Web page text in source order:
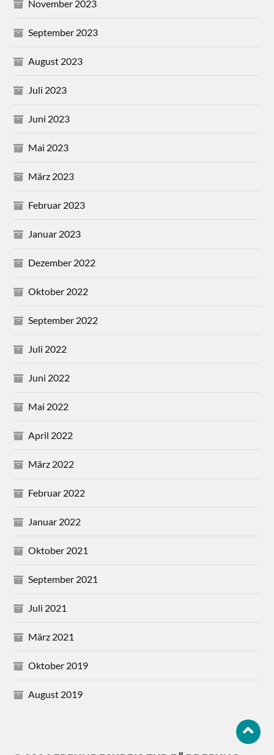
November 2023
September 2023
August 2023
Juli 2023
Juni 2023
Mai 2023
März 2023
Februar 2023
Januar 2023
Dezember 2022
Oktober 2022
September 2022
Juli 2022
Juni 2022
Mai 2022
April 2022
März 2022
Februar 2022
Januar 2022
Oktober 2021
September 2021
Juli 2021
März 2021
Oktober 2019
August 2019